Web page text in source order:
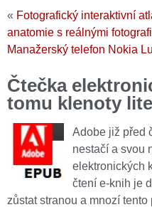
« Fotografický interaktivní
anatomie s reálnými
Manažerský telefon Nokia
Čtečka
tomu klenoty
Adobe již před
nestačí a svou
elektronických
čtení e-knih je
zůstat stranou a mnozí